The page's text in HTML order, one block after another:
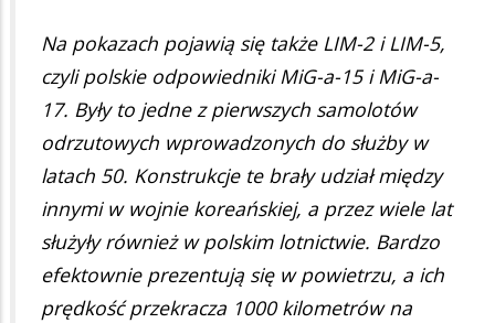
Na pokazach pojawią się także LIM-2 i LIM-5,
czyli polskie odpowiedniki MiG-a-15 i MiG-a-
17. Były to jedne z pierwszych samolotów
odrzutowych wprowadzonych do służby w
latach 50. Konstrukcje te brały udział między
innymi w wojnie koreańskiej, a przez wiele lat
służyły również w polskim lotnictwie. Bardzo
efektownie prezentują się w powietrzu, a ich
prędkość przekracza 1000 kilometrów na